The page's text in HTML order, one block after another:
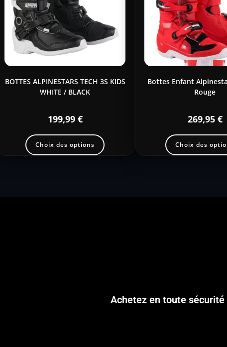
BOTTES ALPINESTARS TECH 3S KIDS
WHITE / BLACK
199,99 €
Choix des options
Bottes Enfant
Rouge
269,95 €
Choix des
Achetez en toute sécurité